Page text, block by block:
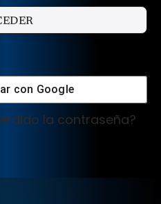
con Google
la contraseña?